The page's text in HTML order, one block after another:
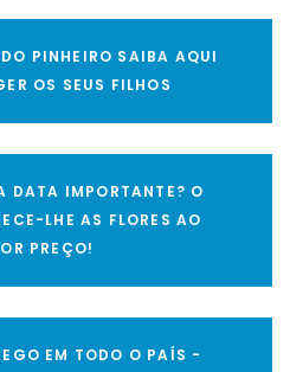
PINHEIRO SAIBA AQUI
OS SEUS FILHOS
DATA IMPORTANTE? O
LHE AS FLORES AO
PREÇO!
EM TODO O PAÍS -